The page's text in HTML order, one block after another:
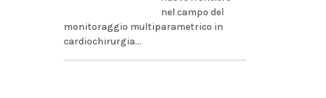
nel campo del
monitoraggio multiparametrico in
cardiochirurgia...